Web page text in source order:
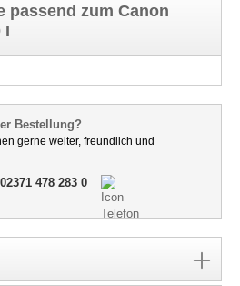
passend zum Canon
I
Bestellung?
gerne weiter, freundlich und
02371 478 283 0